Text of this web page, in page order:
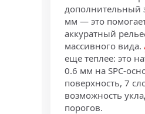
дополнительный
мм — это
аккуратный
массивного вида.
еще теплее: это
0.6 мм на SPC-
поверхность, 7
возможность
порогов.